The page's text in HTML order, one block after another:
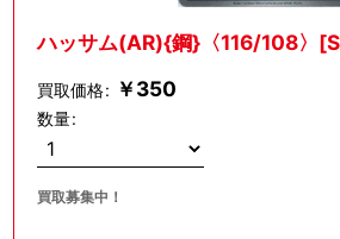
ハッサム(AR){鋼}〈116/108〉
買取価格: ￥350
数量:
買取募集中！